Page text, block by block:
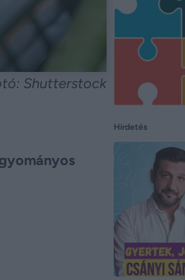
Shutterstock
Hirdetés